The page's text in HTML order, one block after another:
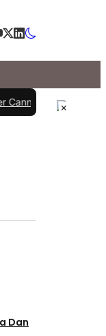
Diterjunkan
Dan
×